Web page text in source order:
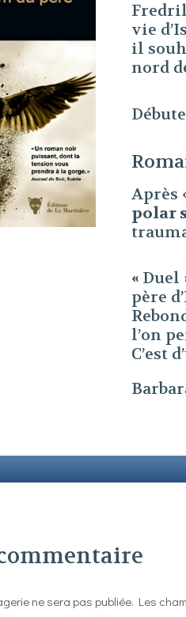
vie
il
nord
Après
polar
« Duel
père
l’on
C’est
ne sera pas publiée. Les